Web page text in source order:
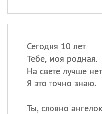
Сегодня 10 лет
Тебе, моя родная.
На свете лучше
Я это точно знаю.
Ты, словно